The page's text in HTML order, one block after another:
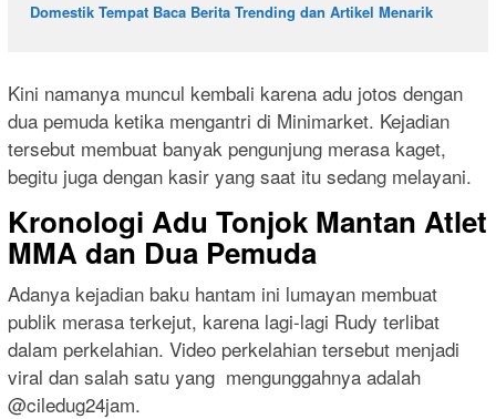
Domestik Tempat Baca Berita Trending dan Artikel Menarik
Kini namanya muncul kembali karena adu jotos dengan
dua pemuda ketika mengantri di Minimarket. Kejadian
tersebut membuat banyak pengunjung merasa kaget,
begitu juga dengan kasir yang saat itu sedang melayani.
Kronologi Adu Tonjok Mantan Atlet
MMA dan Dua Pemuda
Adanya kejadian baku hantam ini lumayan membuat
publik merasa terkejut, karena lagi-lagi Rudy terlibat
dalam perkelahian. Video perkelahian tersebut menjadi
viral dan salah satu yang mengunggahnya adalah
@ciledug24jam.